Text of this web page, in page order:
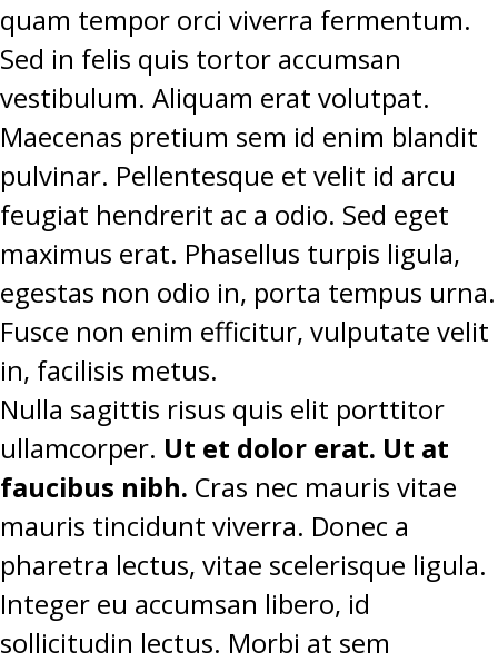
quam tempor orci viverra fermentum.
Sed in felis quis tortor accumsan
vestibulum. Aliquam erat volutpat.
Maecenas pretium sem id enim blandit
pulvinar. Pellentesque et velit id arcu
feugiat hendrerit ac a odio. Sed eget
maximus erat. Phasellus turpis ligula,
egestas non odio in, porta tempus urna.
Fusce non enim efficitur, vulputate velit
in, facilisis metus.
Nulla sagittis risus quis elit porttitor
ullamcorper. Ut et dolor erat. Ut at
faucibus nibh. Cras nec mauris vitae
mauris tincidunt viverra. Donec a
pharetra lectus, vitae scelerisque ligula.
Integer eu accumsan libero, id
sollicitudin lectus. Morbi at sem